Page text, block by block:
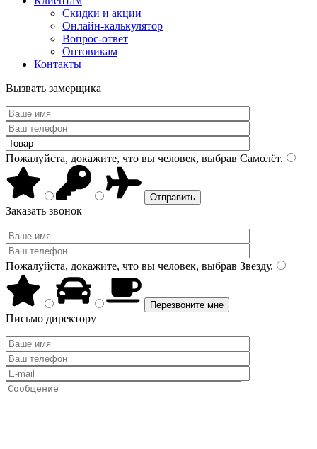
Скидки и акции
Онлайн-калькулятор
Вопрос-ответ
Оптовикам
Контакты
Вызвать замерщика
Пожалуйста, докажите, что вы человек, выбрав Самолёт.
Заказать звонок
Пожалуйста, докажите, что вы человек, выбрав Звезду.
Письмо директору